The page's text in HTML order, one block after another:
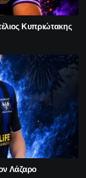
Κυπριώτακης
Λάζαρο